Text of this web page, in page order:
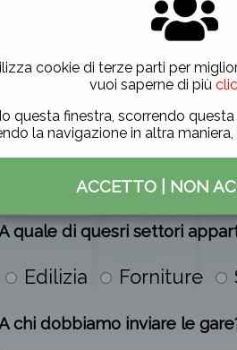
cookie di terze parti per
vuoi saperne di più
questa finestra, scorrendo
la navigazione in altra
ACCETTO| NON
Accesso ai bandi
il login inAREA UTENTIper
della prova
accedere ai bandi di
quale di quesri settori
Edilizia Forniture
chi dobbiamo inviare le